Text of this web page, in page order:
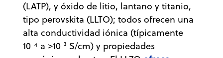
(LATP), y óxido de litio, lantano y titanio,
tipo perovskita (LLTO); todos ofrecen una
alta conductividad iónica (típicamente
10⁻⁴ a >10⁻³ S/cm) y propiedades